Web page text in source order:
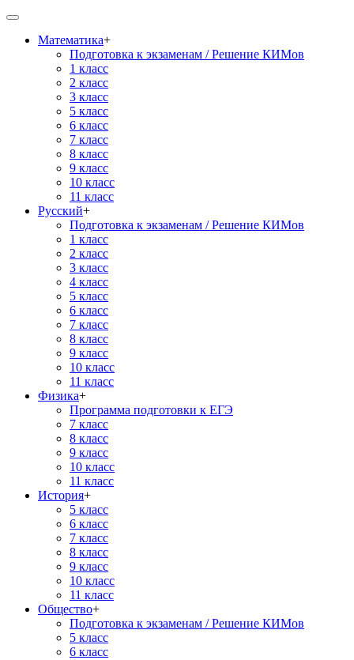
Математика+
Подготовка к экзаменам / Решение КИМов
1 класс
2 класс
3 класс
5 класс
6 класс
7 класс
8 класс
9 класс
10 класс
11 класс
Русский+
Подготовка к экзаменам / Решение КИМов
1 класс
2 класс
3 класс
4 класс
5 класс
6 класс
7 класс
8 класс
9 класс
10 класс
11 класс
Физика+
Программа подготовки к ЕГЭ
7 класс
8 класс
9 класс
10 класс
11 класс
История+
5 класс
6 класс
7 класс
8 класс
9 класс
10 класс
11 класс
Общество+
Подготовка к экзаменам / Решение КИМов
5 класс
6 класс